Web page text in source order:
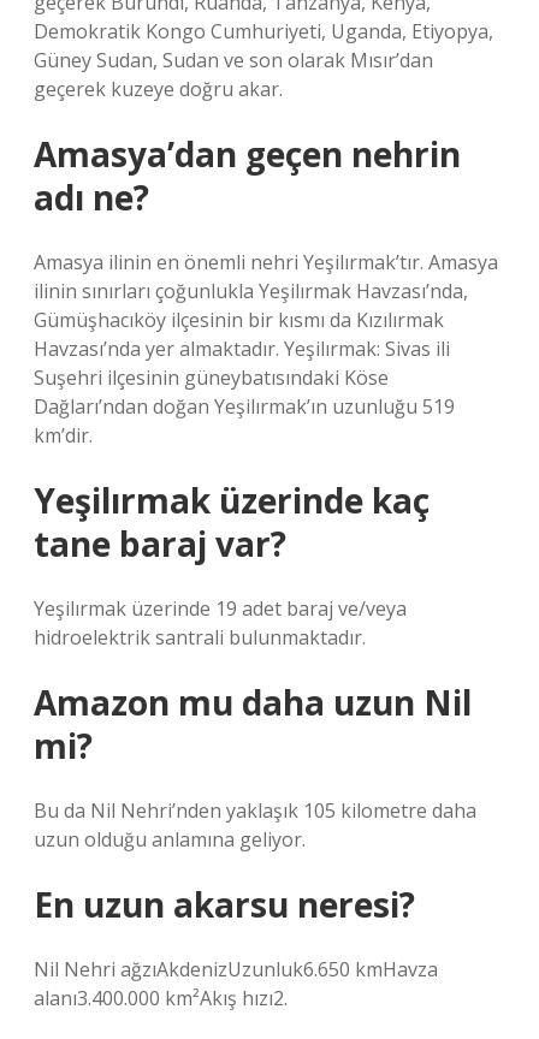
Demokratik Kongo Cumhuriyeti, Uganda, Etiyopya,
Güney Sudan, Sudan ve son olarak Mısır’dan
geçerek kuzeye doğru akar.
Amasya’dan geçen nehrin
adı ne?
Amasya ilinin en önemli nehri Yeşilırmak’tır. Amasya
ilinin sınırları çoğunlukla Yeşilırmak Havzası’nda,
Gümüşhacıköy ilçesinin bir kısmı da Kızılırmak
Havzası’nda yer almaktadır. Yeşilırmak: Sivas ili
Suşehri ilçesinin güneybatısındaki Köse
Dağları’ndan doğan Yeşilırmak’ın uzunluğu 519
km’dir.
Yeşilırmak üzerinde kaç
tane baraj var?
Yeşilırmak üzerinde 19 adet baraj ve/veya
hidroelektrik santrali bulunmaktadır.
Amazon mu daha uzun Nil
mi?
Bu da Nil Nehri’nden yaklaşık 105 kilometre daha
uzun olduğu anlamına geliyor.
En uzun akarsu neresi?
Nil Nehri ağzıAkdenizUzunluk6.650 kmHavza
alanı3.400.000 km²Akış hızı2.